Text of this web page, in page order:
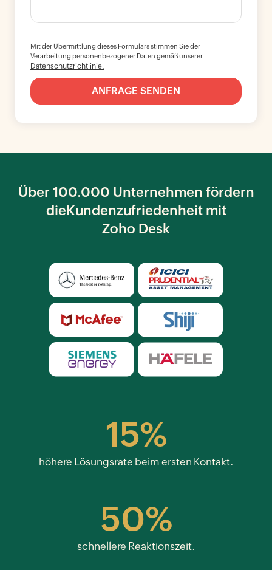
Mit der Übermittlung dieses Formulars stimmen Sie der
Verarbeitung personenbezogener Daten gemäß unserer.
Datenschutzrichtlinie.
Über 100.000 Unternehmen fördern
dieKundenzufriedenheit mit
Zoho Desk
15%
höhere Lösungsrate beim ersten Kontakt.
50%
schnellere Reaktionszeit.